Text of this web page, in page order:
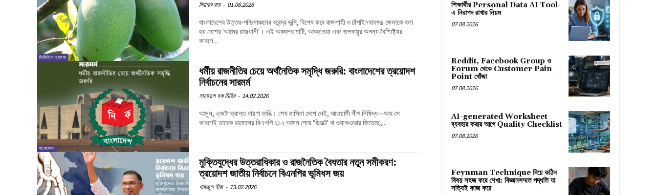
ডিজিটাল ব্যবসা
দিবাকর রায় - 01.06.2026
বাংলাদেশের উত্তর-পশ্চিমাঞ্চলের বরেন্দ্র ভূমি, বিশেষ করে রাজশাহী ও চাঁপাইনবাবগঞ্জ জেলাকে বলা
হয় দেশের 'আমের রাজধানী'। এই অঞ্চলের মাটি, আবহাওয়া এবং জলবায়ুর অনন্য বৈশিষ্ট্যের
কারণে...
বাংলাদেশ
ধর্মীয় রাজনীতির চেয়ে অর্থনৈতিক সমৃদ্ধি জরুরি: বাংলাদেশের ত্রয়োদশ
নির্বাচনের সারমর্ম
সায়েদুল হক মিহির - 14.02.2026
আসুন, একটা ভ্রান্ত ধারণা ভাঙি। শেখ হাসিনা দেশে নেই, আওয়ামী লীগ নিষিদ্ধ—আর সে
কারণেই তারেক রহমানের বিএনপি ২১২ আসন পেয়ে 'ডিফল্ট' বা ওয়াকওভার জিতেছে,...
মুক্তিযুদ্ধের উত্তরাধিকার ও রাজনৈতিক বৈধতার নতুন সমীকরণ:
ত্রয়োদশ জাতীয় নির্বাচনে বিএনপির ভূমিধস জয়
গাউছুল হীরা - 13.02.2026
শিক্ষার্থীর Personal Data AI Tool-
এ নিরাপদ রাখার নিয়ম
07.08.2026
Reddit, Facebook Group ও
Forum থেকে Customer Pain
Point খোঁজা
07.08.2026
AI-generated Worksheet
ব্যবহার করার আগে Quality Checklist
07.08.2026
Feynman Technique দিয়ে কঠিন
বিষয় সহজ করে শেখা: বিজ্ঞানসম্মত পদ্ধতি যা
সত্যিই কাজ করে